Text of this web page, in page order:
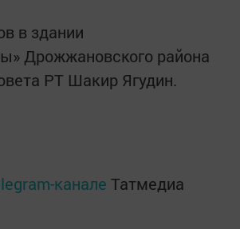
в здании
Дрожжановского района
РТ Шакир Ягудин.
канале Татмедиа